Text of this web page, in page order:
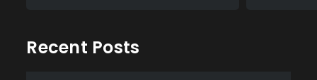
Recent Posts